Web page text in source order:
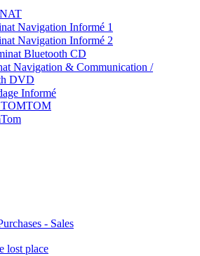
Navigation Informé 1
Navigation Informé 2
Bluetooth CD
Navigation & Communication /
DVD
Informé
- Sales
lost place